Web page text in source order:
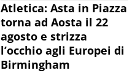
Atletica: Asta in Piazza
torna ad Aosta il 22
agosto e strizza
l’occhio agli Europei di
Birmingham